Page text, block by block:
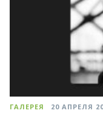
ГАЛЕРЕЯ 20 АПРЕЛЯ